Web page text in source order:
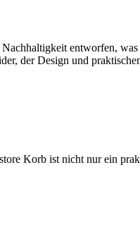
entworfen,
der Design und
Korb ist nicht nur ein